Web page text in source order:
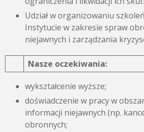
Udział w organizowaniu
Instytucie w zakresie spraw
niejawnych i zarządzania
Nasze oczekiwania:
wykształcenie wyższe;
doświadczenie w pracy w
informacji niejawnych (np.
obronnych;